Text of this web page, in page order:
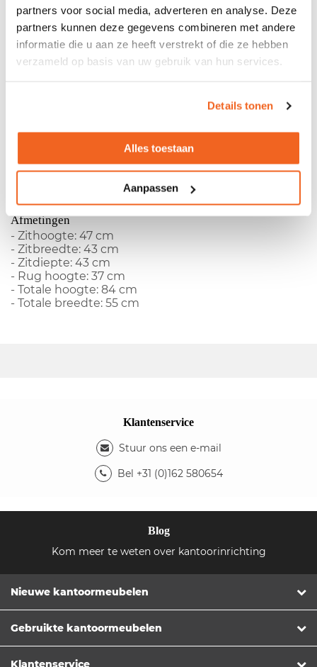
partners voor social media, adverteren en analyse. Deze
partners kunnen deze gegevens combineren met andere
informatie die u aan ze heeft verstrekt of die ze hebben
verzameld op basis van uw gebruik van hun services.
Details tonen
Alles toestaan
Aanpassen
Productspecificaties
Gebruikte Brunner Stoel
- Type onderstel: 4-Poots onderstel
Kleuren
- Kleur onderstel: chroom
Afmetingen
- Zithoogte: 47 cm
- Zitbreedte: 43 cm
- Zitdiepte: 43 cm
- Rug hoogte: 37 cm
- Totale hoogte: 84 cm
- Totale breedte: 55 cm
Klantenservice
Stuur ons een e-mail
Bel +31 (0)162 580654
Blog
Kom meer te weten over kantoorinrichting
Nieuwe kantoormeubelen
Gebruikte kantoormeubelen
Klantenservice